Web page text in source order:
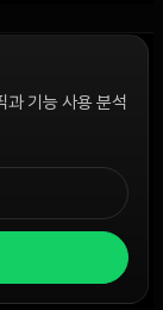
기능 사용 분석